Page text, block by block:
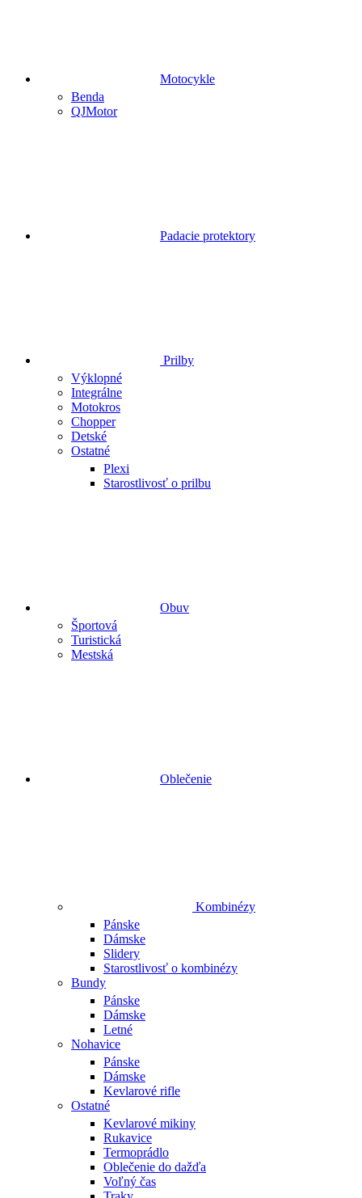
Motocykle
Benda
QJMotor
Padacie protektory
Prilby
Výklopné
Integrálne
Motokros
Chopper
Detské
Ostatné
Plexi
Starostlivosť o prilbu
Obuv
Športová
Turistická
Mestská
Oblečenie
Kombinézy
Pánske
Dámske
Slidery
Starostlivosť o kombinézy
Bundy
Pánske
Dámske
Letné
Nohavice
Pánske
Dámske
Kevlarové rifle
Ostatné
Kevlarové mikiny
Rukavice
Termoprádlo
Oblečenie do dažďa
Voľný čas